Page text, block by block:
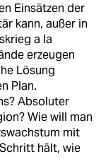
Einsätzen der
kann, außer in
a la
erzeugen
Lösung
Plan.
Absoluter
Wie will man
mit
hält, wie